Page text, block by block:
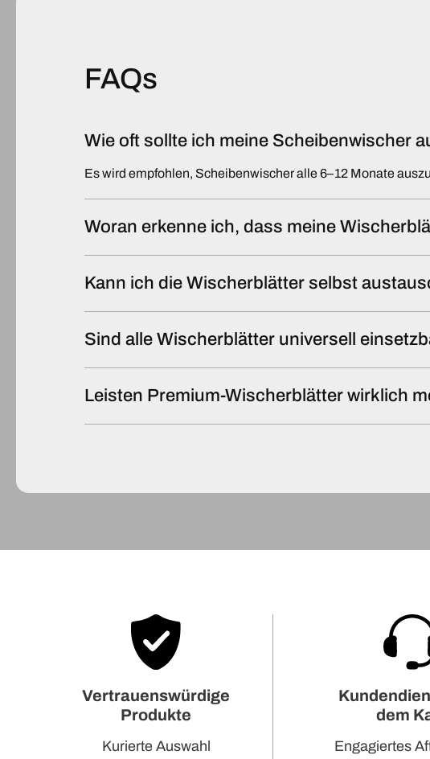
FAQs
Wie oft sollte ich meine Scheibenwischer
Es wird empfohlen, Scheibenwischer alle 6–12 Monate
Woran erkenne ich, dass meine
Kann ich die Wischerblätter selbst
Sind alle Wischerblätter universell
Leisten Premium-Wischerblätter wirklich
Vertrauenswürdige
Produkte
Kurierte Auswahl
dem
Engagiertes